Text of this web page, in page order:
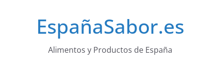
EspañaSabor.es
Alimentos y Productos de España